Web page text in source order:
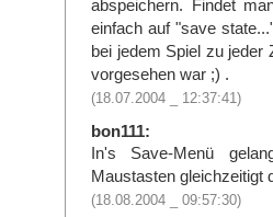
abspeichern. Findet
einfach auf "save
bei jedem Spiel zu jeder
vorgesehen war ;) .
(18.07.2004 _ 12:37:41)
bon111:
In's Save-Menü
Maustasten gleichzeitigt
(18.08.2004 _ 09:57:30)